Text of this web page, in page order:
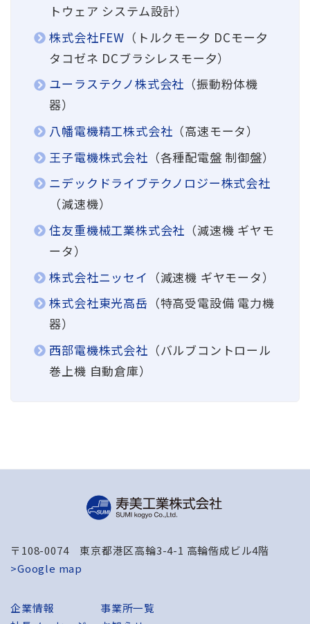
トウェア システム設計）
株式会社FEW （トルクモー夕 DCモー夕
タコゼネ DCブラシレスモー夕）
ユーラステクノ株式会社 （振動粉体機
器）
八幡電機精工株式会社 （高速モータ）
王子電機株式会社 （各種配電盤 制御盤）
ニデックドライブテクノロジー株式会社
（減速機）
住友重機械工業株式会社 （減速機 ギヤモ
ータ）
株式会社ニッセイ （減速機 ギヤモータ）
株式会社東光高岳 （特高受電設備 電力機
器）
西部電機株式会社 （バルブコントロール
巻上機 自動倉庫）
〒108-0074 東京都港区高輪3-4-1 高輪偕成ビル4階
>Google map
企業情報
事業所一覧